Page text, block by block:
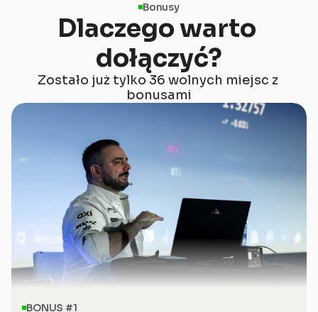
Bonusy
Dlaczego warto
dołączyć?
Zostało już tylko 36 wolnych miejsc z
bonusami
BONUS #1